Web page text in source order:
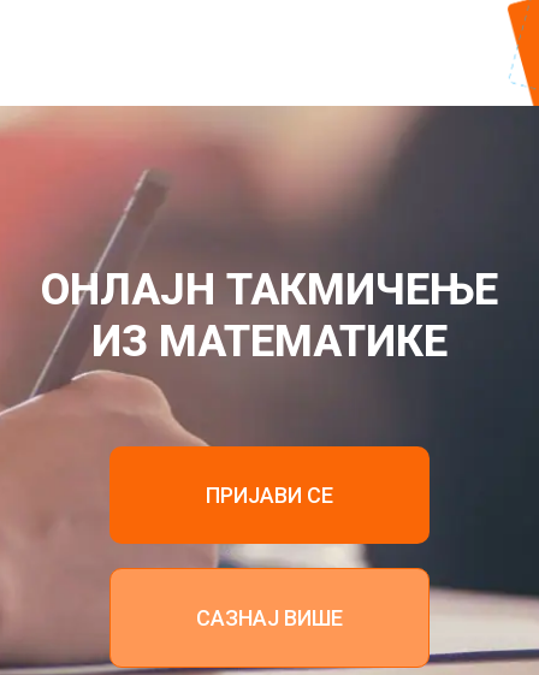
ОНЛАЈН ТАКМИЧЕЊЕ
ИЗ МАТЕМАТИКЕ
ПРИЈАВИ СЕ
САЗНАЈ ВИШЕ